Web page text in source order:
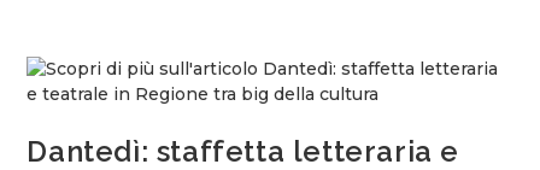
Dantedì: staffetta letteraria e